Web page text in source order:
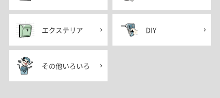
エクステリア DIY
その他いろいろ